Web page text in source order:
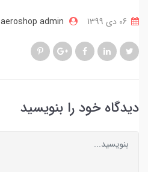
aeroshop admin
دیدگاه خود را بنویسید